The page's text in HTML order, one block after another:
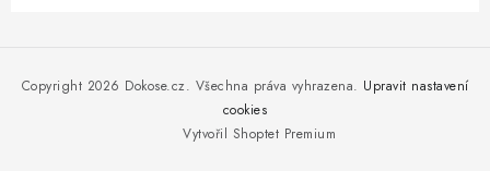
Vytvořil Shoptet Premium
Copyright 2026 Dokose.cz. Všechna práva vyhrazena. Upravit nastavení
cookies